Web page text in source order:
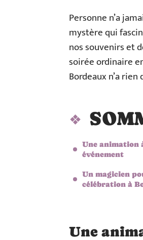
Personne n’a
mystère qui
nos souvenirs et
soirée ordinaire
Bordeaux n’a
Une animation
événement
Un magicien
célébration à
Une